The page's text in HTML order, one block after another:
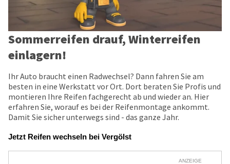
Sommerreifen drauf, Winterreifen
einlagern!
Ihr Auto braucht einen Radwechsel? Dann fahren Sie am
besten in eine Werkstatt vor Ort. Dort beraten Sie Profis und
montieren Ihre Reifen fachgerecht ab und wieder an. Hier
erfahren Sie, worauf es bei der Reifenmontage ankommt.
Damit Sie sicher unterwegs sind - das ganze Jahr.
Jetzt Reifen wechseln bei Vergölst
ANZEIGE